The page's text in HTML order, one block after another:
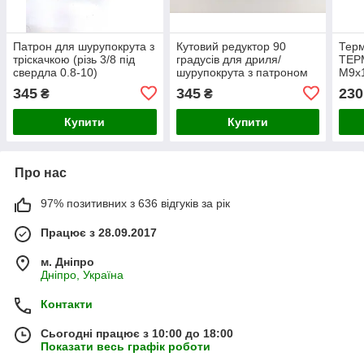
Патрон для шурупокрута з
тріскачкою (різь 3/8 під
свердла 0.8-10)
345 ₴
Купити
Кутовий редуктор 90
градусів для дриля/
шурупокрута з патроном
345₴
Купити
230
Про нас
97% позитивних з 636 відгуків за рік
Працює з 28.09.2017
м. Дніпро
Дніпро, Україна
Контакти
Сьогодні працює з 10:00 до 18:00
Показати весь графік роботи